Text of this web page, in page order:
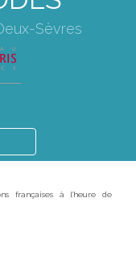
Sèvres
françaises à l'heure de